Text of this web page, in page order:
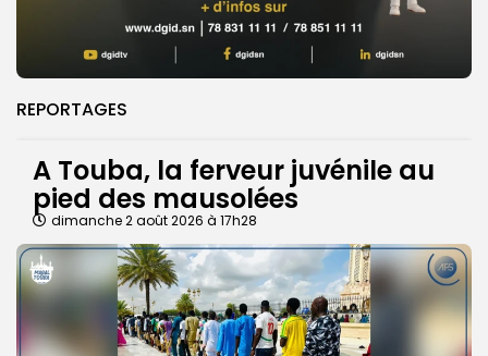
REPORTAGES
A Touba, la ferveur juvénile au
pied des mausolées
dimanche 2 août 2026 à 17h28